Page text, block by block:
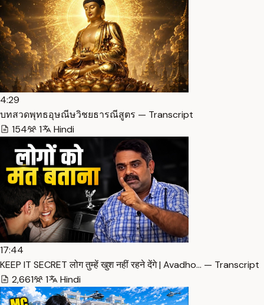
4:29
บทสวดพุทธอุษณีษวิชยธารณีสูตร — Transcript
154
1 Hindi
17:44
KEEP IT SECRET लोग तुम्हें खुश नहीं रहने देंगे | Avadho… — Transcript
2,661
1 Hindi